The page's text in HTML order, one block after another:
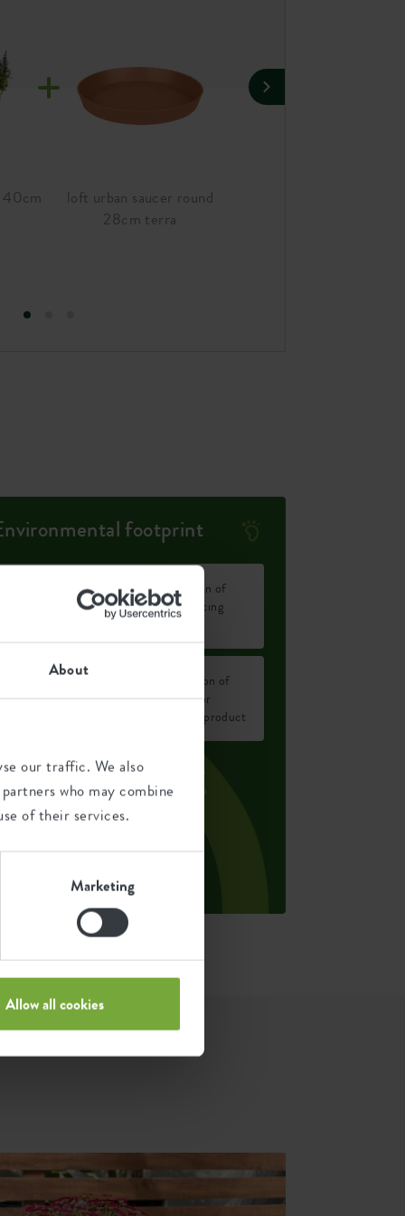
About
our traffic. We also
who may combine
of their services.
Marketing
Allow all cookies
40cm
loft urban saucer round
28cm terra
footprint
1,376
kg
Average emission of
CO2 for producing
kWh
Average emission of
green energy for
producing this product
emission per product is based on the
CO2 emission of the elho group. To
calculate the footprint per product, we
the total CO2 footprint by the
Source: Anthesis 2023